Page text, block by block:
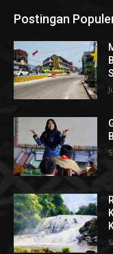
Postingan